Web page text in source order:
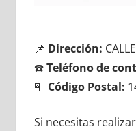
📌 Dirección:
☎️Teléfono dе
📮 Código Postal:
Si necesitas